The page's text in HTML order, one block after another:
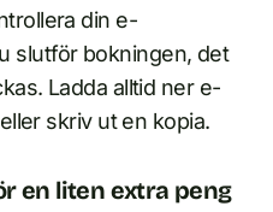
din e-
slutför bokningen, det
Ladda alltid ner e-
skriv ut en kopia.
en liten extra peng